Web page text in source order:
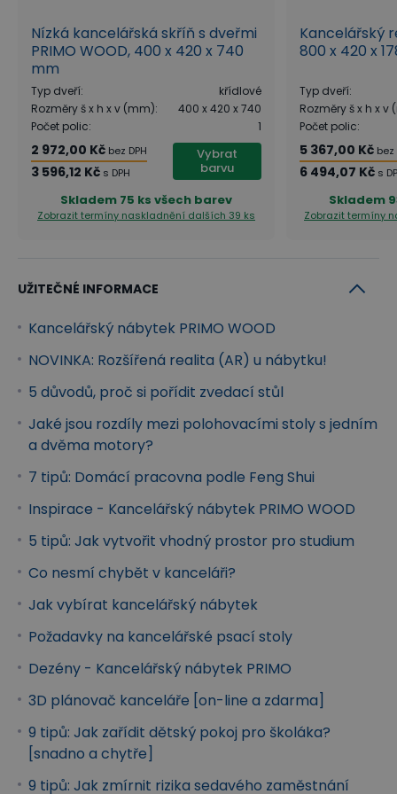
ochrany, který zajistí nejen ochranu proti pevným
překážkám v pohybu (antikolizní systém), ale i proti
přehřátí motoru či přetížení. Nemusíte se tak bát o
bezpečnost a stabilitu zvedacího stolu ani při jeho
nejvyšší poloze.
Ovladač stolu může být uzamknut pomocí dětské
neopatrnosti či proti nechtěné změně nastavení od
spolupracovníků.
Nízká kancelářská skříň s dveřmi
PRIMO WOOD, 400 x 420 x 740
mm
Typ dveří:
křídlové
Rozměry š x h x v (mm):
400 x 420 x 740
Počet polic: 1
2 972,00 Kč bez DPH
3 596,12 Kč s DPH
Vybrat
barvu
Skladem 75 ks všech barev
Zobrazit termíny naskladnění dalších 39 ks
Kancelářský
800 x 420 x
Typ dveří:
Rozměry š x h x v
Počet polic:
5 367,00 Kč bez
6 494,07 Kč s
Skladem
Zobrazit termíny
UŽITEČNÉ INFORMACE
Kancelářský nábytek PRIMO WOOD
NOVINKA: Rozšířená realita (AR) u nábytku!
5 důvodů, proč si pořídit zvedací stůl
Jaké jsou rozdíly mezi polohovacími stoly s jedním
a dvěma motory?
7 tipů: Domácí pracovna podle Feng Shui
Inspirace - Kancelářský nábytek PRIMO WOOD
5 tipů: Jak vytvořit vhodný prostor pro studium
Co nesmí chybět v kanceláři?
Jak vybírat kancelářský nábytek
Požadavky na kancelářské psací stoly
Dezény - Kancelářský nábytek PRIMO
3D plánovač kanceláře [on-line a zdarma]
9 tipů: Jak zařídit dětský pokoj pro školáka?
[snadno a chytře]
9 tipů: Jak zmírnit rizika sedavého zaměstnání